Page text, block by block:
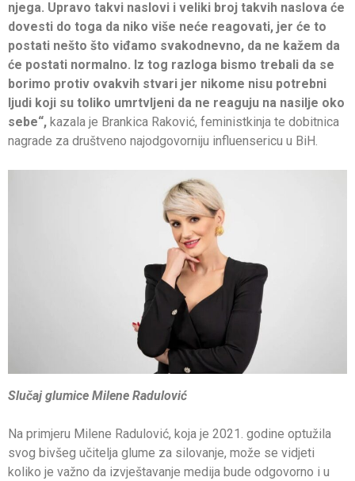
njega. Upravo takvi naslovi i veliki broj takvih naslova će
dovesti do toga da niko više neće reagovati, jer će to
postati nešto što viđamo svakodnevno, da ne kažem da
će postati normalno. Iz tog razloga bismo trebali da se
borimo protiv ovakvih stvari jer nikome nisu potrebni
ljudi koji su toliko umrtvljeni da ne reaguju na nasilje oko
sebe“, kazala je Brankica Raković, feministkinja te dobitnica
nagrade za društveno najodgovorniju influensericu u BiH.
Slučaj glumice Milene Radulović
Na primjeru Milene Radulović, koja je 2021. godine optužila
svog bivšeg učitelja glume za silovanje, može se vidjeti
koliko je važno da izvještavanje medija bude odgovorno i u